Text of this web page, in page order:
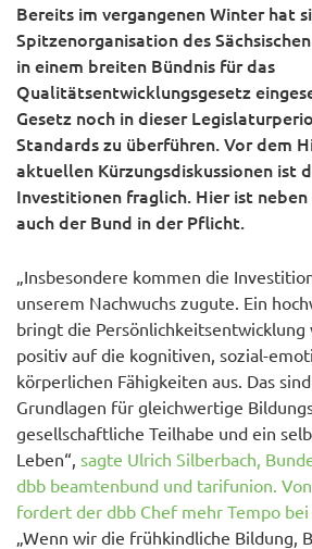
Bereits im vergangenen Winter hat
Spitzenorganisation des
in einem breiten Bündnis für das
Qualitätsentwicklungsgesetz
Gesetz noch in dieser
Standards zu überführen. Vor dem
aktuellen Kürzungsdiskussionen ist
Investitionen fraglich. Hier ist neben
auch der Bund in der Pflicht.
„Insbesondere kommen die
unserem Nachwuchs zugute. Ein
bringt die Persönlichkeitsentwicklung
positiv auf die kognitiven, sozial-
körperlichen Fähigkeiten aus. Das
Grundlagen für gleichwertige
gesellschaftliche Teilhabe und ein
Leben“, sagte Ulrich Silberbach,
dbb beamtenbund und tarifunion.
fordert der dbb Chef mehr Tempo bei
„Wenn wir die frühkindliche Bildung,